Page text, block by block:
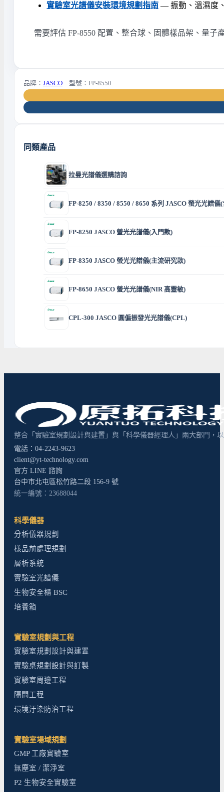
實驗室光譜儀安裝環境規劃指南 — 振動、溫濕度
需要評估 FP-8550 配置、整合球、固體樣品架、量
品牌： JASCO 型號：FP-8550
同類產品
拉曼光譜儀選購諮詢
FP-8250 / 8350 / 8550 / 8650 系列 JASCO 螢光光譜
FP-8250 JASCO 螢光光譜儀(入門款)
FP-8350 JASCO 螢光光譜儀(主流研究款)
FP-8650 JASCO 螢光光譜儀(NIR 高靈敏)
CPL-300 JASCO 圓偏振發光光譜儀(CPL)
整合「實驗室規劃設計與建置」與「科學儀器經理人」兩大部門，
電話：04-2243-9623
client@yt-technology.com
官方 LINE 諮詢
台中市北屯區松竹路二段 156-9 號
統一編號：23688044
科學儀器
分析儀器規劃
樣品前處理規劃
層析系統
實驗室光譜儀
生物安全櫃 BSC
培養箱
實驗室規劃與工程
實驗室規劃設計與建置
實驗桌規劃設計與訂製
實驗室周邊工程
隔間工程
環境汙染防治工程
實驗室場域規劃
GMP 工廠實驗室
無塵室 / 潔淨室
P2 生物安全實驗室